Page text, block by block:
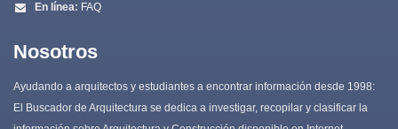
En línea: FAQ
Nosotros
Ayudando a arquitectos y estudiantes a encontrar información desde 1998:
El Buscador de Arquitectura se dedica a investigar, recopilar y clasificar la